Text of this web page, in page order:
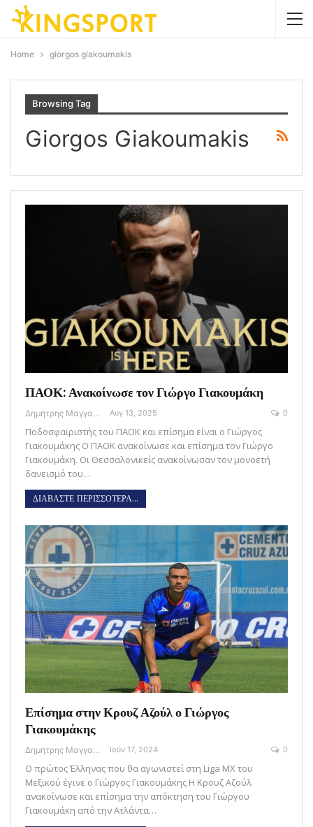
Home giorgos giakoumakis
Browsing Tag
Giorgos Giakoumakis
ΠΑΟΚ: Ανακοίνωσε τον Γιώργο Γιακουμάκη
Δημήτρης Μαγγανάρης Αυγ 13, 2025 0
Ποδοσφαιριστής του ΠΑΟΚ και επίσημα είναι ο Γιώργος
Γιακουμάκης Ο ΠΑΟΚ ανακοίνωσε και επίσημα τον Γιώργο
Γιακουμάκη. Οι Θεσσαλονικείς ανακοίνωσαν τον μονοετή
δανεισμό του…
ΔΙΑΒΑΣΤΕ ΠΕΡΙΣΣΟΤΕΡΑ...
Επίσημα στην Κρουζ Αζούλ ο Γιώργος
Γιακουμάκης
Δημήτρης Μαγγανάρης Ιούν 17, 2024 0
Ο πρώτος Έλληνας που θα αγωνιστεί στη Liga MX του
Μεξικού έγινε ο Γιώργος Γιακουμάκης Η Κρουζ Αζούλ
ανακοίνωσε και επίσημα την απόκτηση του Γιώργου
Γιακουμάκη από την Ατλάντα…